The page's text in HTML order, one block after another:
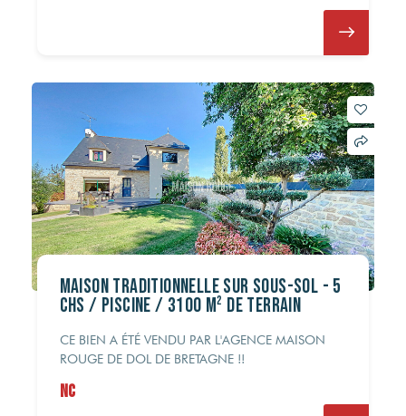
Maison traditionnelle sur sous-sol - 5
Chs / Piscine / 3100 m² de terrain
CE BIEN A ÉTÉ VENDU PAR L'AGENCE MAISON
ROUGE DE DOL DE BRETAGNE !!
NC